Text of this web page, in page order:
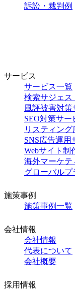
訴訟・裁判例
サービス
サービス一覧
検索サジェス
風評被害対策
SEO対策サー
リスティン
SNS広告運用
Webサイト制
海外マーケテ
グローバルプ
施策事例
施策事例一覧
会社情報
会社情報
代表について
会社概要
採用情報